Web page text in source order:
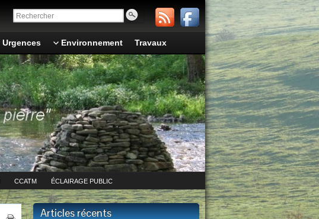
Urgences Environnement Travaux
CCATM ÉCLAIRAGE PUBLIC
Articles récents